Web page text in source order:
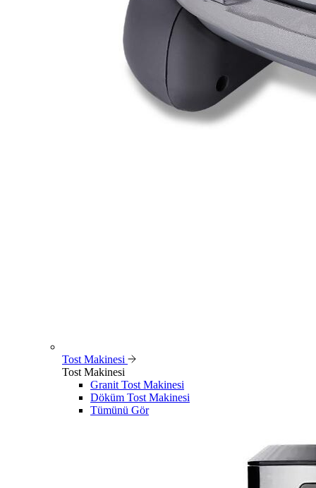
Tost Makinesi
Tost Makinesi
Granit Tost Makinesi
Döküm Tost Makinesi
Tümünü Gör